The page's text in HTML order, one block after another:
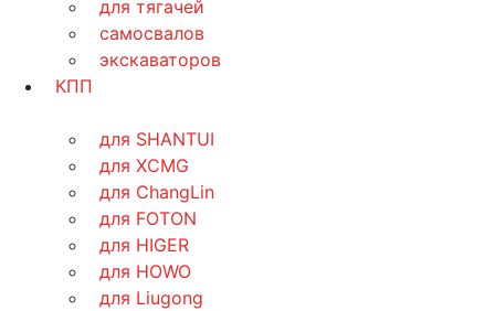
для тягачей
самосвалов
экскаваторов
КПП
для SHANTUI
для XCMG
для ChangLin
для FOTON
для HIGER
для HOWO
для Liugong